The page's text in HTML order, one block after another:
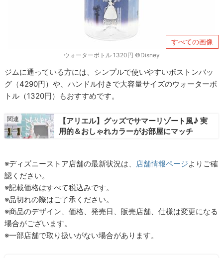
すべての画像
ウォーターボトル 1320円 ©Disney
ジムに通っている方には、シンプルで使いやすいボストンバッ
グ（4290円）や、ハンドル付きで大容量サイズのウォーターボ
トル（1320円）もおすすめです。
【アリエル】グッズでサマーリゾート風♪ 実
用的＆おしゃれカラーがお部屋にマッチ
※ディズニーストア店舗の最新状況は、 店舗情報ページよりご確
認ください。
※記載価格はすべて税込みです。
※品切れの際はご了承ください。
※商品のデザイン、価格、発売日、販売店舗、仕様は変更になる
場合がございます。
※一部店舗で取り扱いがない場合があります。